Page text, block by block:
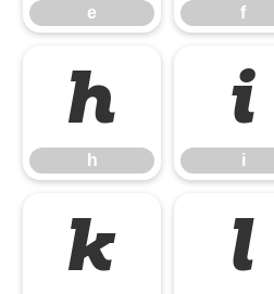
e f
h
h
i
i
k l